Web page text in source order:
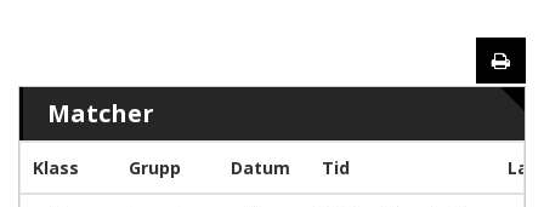
Matcher
Klass Grupp Datum Tid Lag